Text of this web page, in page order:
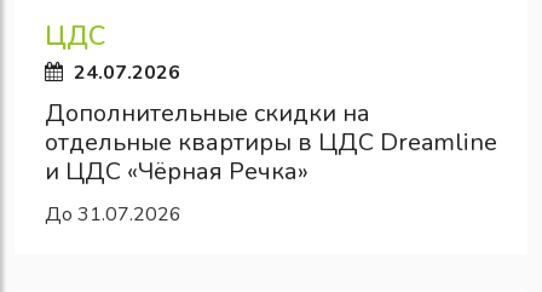
ЦДС
24.07.2026
Дополнительные скидки на
отдельные квартиры в ЦДС Dreamline
и ЦДС «Чёрная Речка»
До 31.07.2026